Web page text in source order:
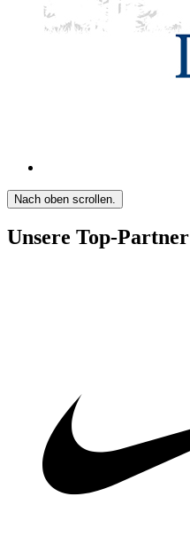
Nach oben scrollen.
Unsere Top-Partner